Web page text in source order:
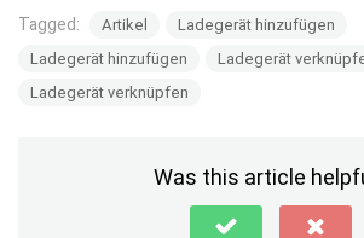
Tagged: Artikel
Ladegerät hinzufügen
Ladegerät hinzufügen
Ladegerät
Ladegerät verknüpfen
Was this article